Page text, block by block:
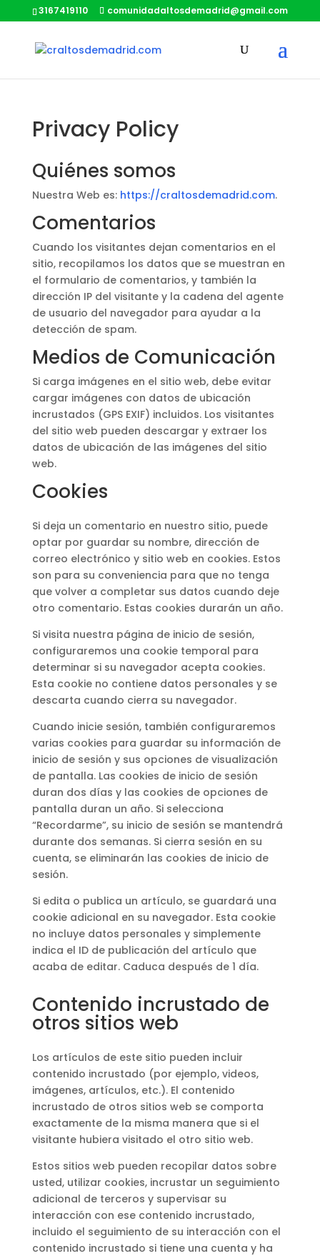
3167419110 comunidadaltosdemadrid@gmail.com
Privacy Policy
Quiénes somos
Nuestra Web es: https://craltosdemadrid.com.
Comentarios
Cuando los visitantes dejan comentarios en el
sitio, recopilamos los datos que se muestran en
el formulario de comentarios, y también la
dirección IP del visitante y la cadena del agente
de usuario del navegador para ayudar a la
detección de spam.
Medios de Comunicación
Si carga imágenes en el sitio web, debe evitar
cargar imágenes con datos de ubicación
incrustados (GPS EXIF) incluidos. Los visitantes
del sitio web pueden descargar y extraer los
datos de ubicación de las imágenes del sitio
web.
Cookies
Si deja un comentario en nuestro sitio, puede
optar por guardar su nombre, dirección de
correo electrónico y sitio web en cookies. Estos
son para su conveniencia para que no tenga
que volver a completar sus datos cuando deje
otro comentario. Estas cookies durarán un año.
Si visita nuestra página de inicio de sesión,
configuraremos una cookie temporal para
determinar si su navegador acepta cookies.
Esta cookie no contiene datos personales y se
descarta cuando cierra su navegador.
Cuando inicie sesión, también configuraremos
varias cookies para guardar su información de
inicio de sesión y sus opciones de visualización
de pantalla. Las cookies de inicio de sesión
duran dos días y las cookies de opciones de
pantalla duran un año. Si selecciona
“Recordarme”, su inicio de sesión se mantendrá
durante dos semanas. Si cierra sesión en su
cuenta, se eliminarán las cookies de inicio de
sesión.
Si edita o publica un artículo, se guardará una
cookie adicional en su navegador. Esta cookie
no incluye datos personales y simplemente
indica el ID de publicación del artículo que
acaba de editar. Caduca después de 1 día.
Contenido incrustado de
otros sitios web
Los artículos de este sitio pueden incluir
contenido incrustado (por ejemplo, videos,
imágenes, artículos, etc.). El contenido
incrustado de otros sitios web se comporta
exactamente de la misma manera que si el
visitante hubiera visitado el otro sitio web.
Estos sitios web pueden recopilar datos sobre
usted, utilizar cookies, incrustar un seguimiento
adicional de terceros y supervisar su
interacción con ese contenido incrustado,
incluido el seguimiento de su interacción con el
contenido incrustado si tiene una cuenta y ha